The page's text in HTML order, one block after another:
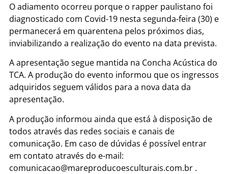
O adiamento ocorreu porque o rapper paulistano foi
diagnosticado com Covid-19 nesta segunda-feira (30) e
permanecerá em quarentena pelos próximos dias,
inviabilizando a realização do evento na data prevista.
A apresentação segue mantida na Concha Acústica do
TCA. A produção do evento informou que os ingressos
adquiridos seguem válidos para a nova data da
apresentação.
A produção informou ainda que está à disposição de
todos através das redes sociais e canais de
comunicação. Em caso de dúvidas é possível entrar
em contato através do e-mail:
comunicacao@mareproducoesculturais.com.br .